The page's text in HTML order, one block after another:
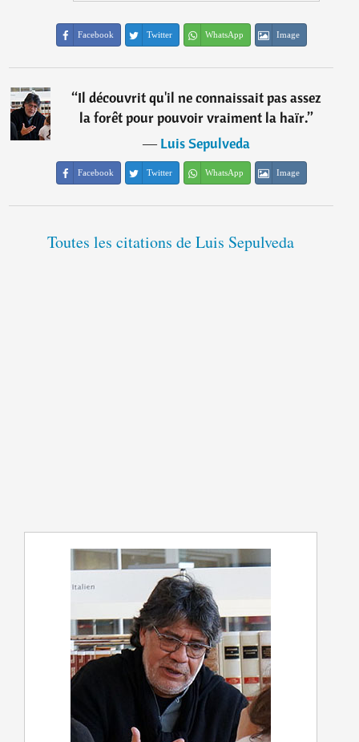
Facebook Twitter WhatsApp Image
“Il découvrit qu'il ne connaissait pas assez
la forêt pour pouvoir vraiment la haïr.”
―Luis Sepulveda
Facebook Twitter WhatsApp Image
Toutes les citations de Luis Sepulveda